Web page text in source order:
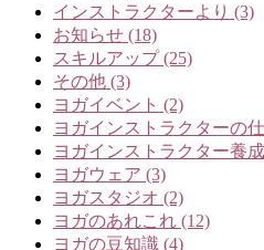
インストラクターより (3)
お知らせ (18)
スキルアップ (25)
その他 (3)
ヨガイベント (2)
ヨガインストラクターの
ヨガインストラクター養
ヨガウェア (3)
ヨガスタジオ (2)
ヨガのあれこれ (12)
ヨガの豆知識 (4)